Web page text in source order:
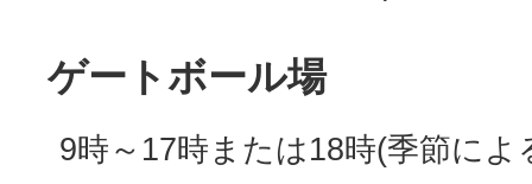
ゲートボール場
9時～17時または18時(季節によ